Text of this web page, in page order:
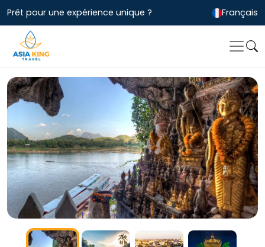
Prêt pour une expérience unique ? Français